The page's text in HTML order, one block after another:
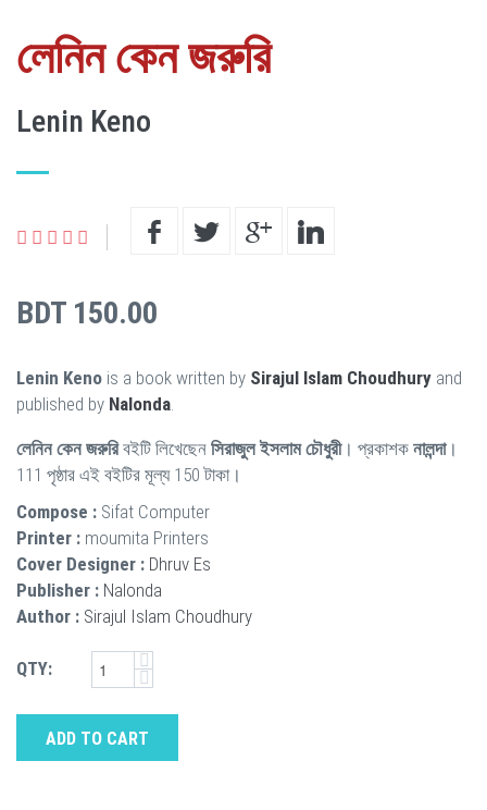
লেনিন কেন জরুরি
Lenin Keno
BDT 150.00
Lenin Keno is a book written by Sirajul Islam Choudhury and
published by Nalonda
লেনিন কেন জরুরিবইটি লিখেছেন সিরাজুল ইসলাম চৌধুরী। প্রকাশক নালন্দা।
111 পৃষ্ঠার এই বইটির মূল্য 150 টাকা।
Compose : Sifat Computer
Printer : moumita Printers
Cover Designer : Dhruv Es
Publisher : Nalonda
Author : Sirajul Islam Choudhury
QTY:
ADD TO CART